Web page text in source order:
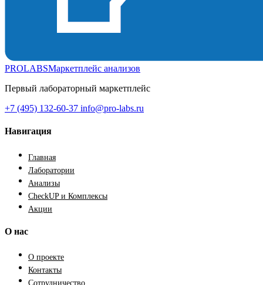
PROLABSМаркетплейс анализов
Первый лабораторный маркетплейс
+7 (495) 132-60-37 info@pro-labs.ru
Навигация
Главная
Лаборатории
Анализы
CheckUP и Комплексы
Акции
О нас
О проекте
Контакты
Сотрудничество